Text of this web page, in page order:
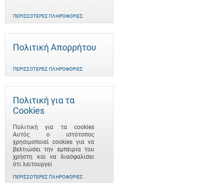
ΠΕΡΙΣΣΌΤΕΡΕΣ ΠΛΗΡΟΦΟΡΊΕΣ
Πολιτική Απορρήτου
ΠΕΡΙΣΣΌΤΕΡΕΣ ΠΛΗΡΟΦΟΡΊΕΣ
Πολιτική για τα
Cookies
Πολιτική για τα cookies
Αυτός ο ιστότοπος
χρησιμοποιεί cookies για να
βελτιώσει την εμπειρία του
χρήστη και να διασφαλίσει
ότι λειτουργεί
ΠΕΡΙΣΣΌΤΕΡΕΣ ΠΛΗΡΟΦΟΡΊΕΣ